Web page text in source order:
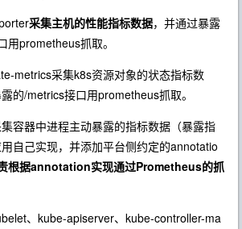
采集主机的性能指标数据，并通过暴露
用prometheus抓取。
metrics采集k8s资源对象的状态指标数
的/metrics接口用prometheus抓取。
容器中进程主动暴露的指标数据（暴露指
自己实现，并添加平台侧约定的annotatio
根据annotation实现通过Prometheus的抓
、kube-apiserver、kube-controller-ma